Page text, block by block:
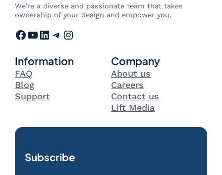
We’re a diverse and passionate team that takes
ownership of your design and empower you.
Facebook YouTube LinkedIn Telegram Instagram
Information
FAQ
Blog
Support
Company
About us
Careers
Contact us
Lift Media
Subscribe